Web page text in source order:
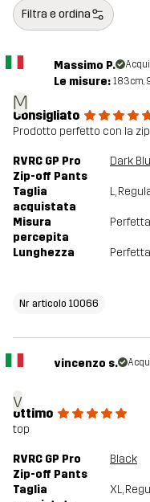
Filtra e ordina
M
Massimo P.
Le misure: 183cm,
Consigliato
Prodotto perfetto con la
RVRC GP Pro
Zip-off Pants
Dark
Taglia
acquistata
L,
Misura
percepita
Perfetta
Lunghezza Perfetta
Nr articolo 10066
v
vincenzo s.
ottimo
top
RVRC GP Pro
Zip-off Pants
Black
Taglia
XL,